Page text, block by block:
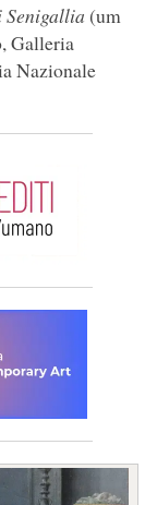
Senigallia (um
Galleria
Nazionale